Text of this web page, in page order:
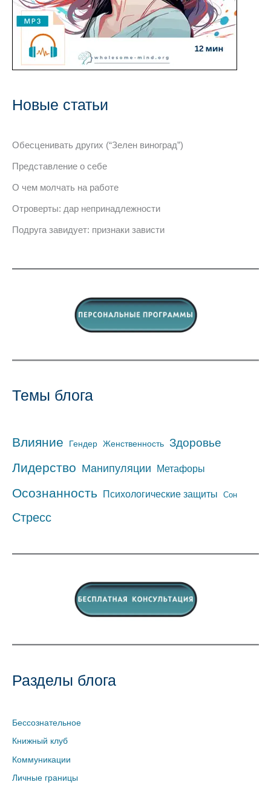
Новые статьи
Обесценивать других (“Зелен виноград”)
Представление о себе
О чем молчать на работе
Отроверты: дар непринадлежности
Подруга завидует: признаки зависти
Темы блога
Влияние Гендер Женственность Здоровье
Лидерство Манипуляции Метафоры
Осознанность Психологические защиты Сон
Стресс
Разделы блога
Бессознательное
Книжный клуб
Коммуникации
Личные границы